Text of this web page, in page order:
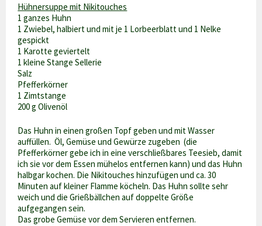
Hühnersuppe mit Nikitouches
1 ganzes Huhn
1 Zwiebel, halbiert und mit je 1 Lorbeerblatt und 1 Nelke
gespickt
1 Karotte geviertelt
1 kleine Stange Sellerie
Salz
Pfefferkörner
1 Zimtstange
200 g Olivenöl
Das Huhn in einen großen Topf geben und mit Wasser
auffüllen. Öl, Gemüse und Gewürze zugeben (die
Pfefferkörner gebe ich in eine verschließbares Teesieb, damit
ich sie vor dem Essen mühelos entfernen kann) und das Huhn
halbgar kochen. Die Nikitouches hinzufügen und ca. 30
Minuten auf kleiner Flamme köcheln. Das Huhn sollte sehr
weich und die Grießbällchen auf doppelte Größe
aufgegangen sein.
Das grobe Gemüse vor dem Servieren entfernen.